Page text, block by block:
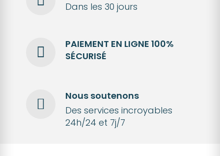
Dans les 30 jours
PAIEMENT EN LIGNE 100%
SÉCURISÉ
Nous soutenons
Des services incroyables
24h/24 et 7j/7